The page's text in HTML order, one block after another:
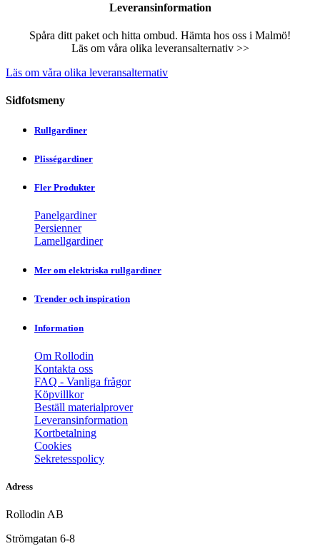
Leveransinformation
Spåra ditt paket och hitta ombud. Hämta hos oss i Malmö!
Läs om våra olika leveransalternativ >>
Läs om våra olika leveransalternativ
Sidfotsmeny
Rullgardiner
Plisségardiner
Fler Produkter
Panelgardiner
Persienner
Lamellgardiner
Mer om elektriska rullgardiner
Trender och inspiration
Information
Om Rollodin
Kontakta oss
FAQ - Vanliga frågor
Köpvillkor
Beställ materialprover
Leveransinformation
Kortbetalning
Cookies
Sekretesspolicy
Adress
Rollodin AB
Strömgatan 6-8